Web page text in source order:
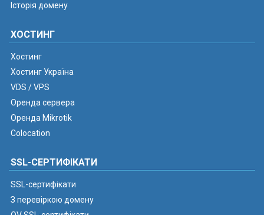
Історія домену
ХОСТИНГ
Хостинг
Хостинг Україна
VDS / VPS
Оренда сервера
Оренда Mikrotik
Colocation
SSL-СЕРТИФІКАТИ
SSL-сертифікати
З перевіркою домену